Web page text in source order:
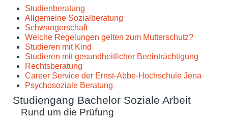
Studienberatung
Allgemeine Sozialberatung
Schwangerschaft
Welche Regelungen gelten zum Mutterschutz?
Studieren mit Kind
Studieren mit gesundheitlicher Beeinträchtigung
Rechtsberatung
Career Service der Ernst-Abbe-Hochschule Jena
Psychosoziale Beratung
Studiengang Bachelor Soziale Arbeit
Rund um die Prüfung